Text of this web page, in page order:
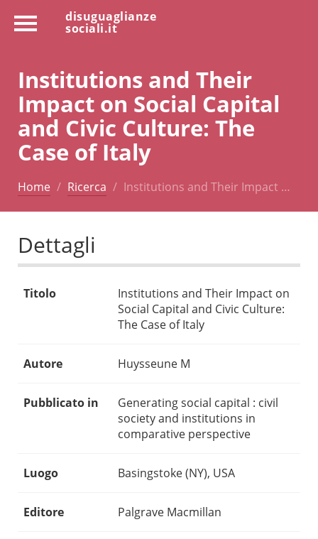
disuguaglianze
sociali.it
Institutions and Their
Impact on Social Capital
and Civic Culture: The
Case of Italy
Home Ricerca Institutions and Their Impact …
Dettagli
Titolo
Institutions and Their Impact on
Social Capital and Civic Culture:
The Case of Italy
Autore Huysseune M
Pubblicato in
Generating social capital : civil
society and institutions in
comparative perspective
Luogo Basingstoke (NY), USA
Editore Palgrave Macmillan